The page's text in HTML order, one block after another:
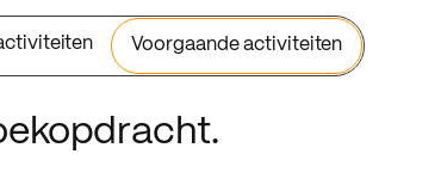
Voorgaande activiteiten